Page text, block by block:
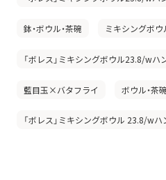
鉢・ボウル・茶碗 ミキシングボウ
「ボレス」ミキシングボウル23.8/wハ
藍目玉×バタフライ ボウル・茶
「ボレス」ミキシングボウル 23.8/wハ